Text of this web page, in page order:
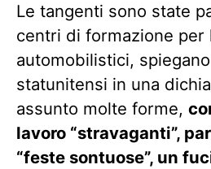
Le tangenti sono state
centri di formazione per
automobilistici,
statunitensi in una
assunto molte forme,
lavoro “stravaganti”,
“feste sontuose”, un